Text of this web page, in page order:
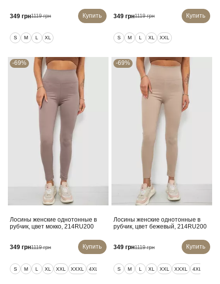
349 грн1119 грн Купить
S M L XL
349 грн1119 грн Купить
S M L XL XXL
-69%
Лосины женские однотонные в
рубчик, цвет мокко, 214RU200
349 грн1119 грн Купить
S M L XL XXL XXXL 4XL 6XL
-69%
Лосины женские однотонные в
рубчик, цвет бежевый, 214RU200
349 грн1119 грн Купить
S M L XL XXL XXXL 4XL